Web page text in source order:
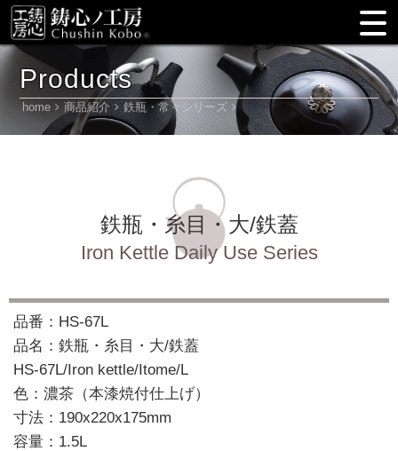
Products
home 商品紹介 鉄瓶・常々シリーズ
鉄瓶・糸目・大/鉄蓋
Iron Kettle Daily Use Series
品番：HS-67L
品名：鉄瓶・糸目・大/鉄蓋
HS-67L/Iron kettle/Itome/L
色：濃茶（本漆焼付仕上げ）
寸法：190x220x175mm
容量：1.5L